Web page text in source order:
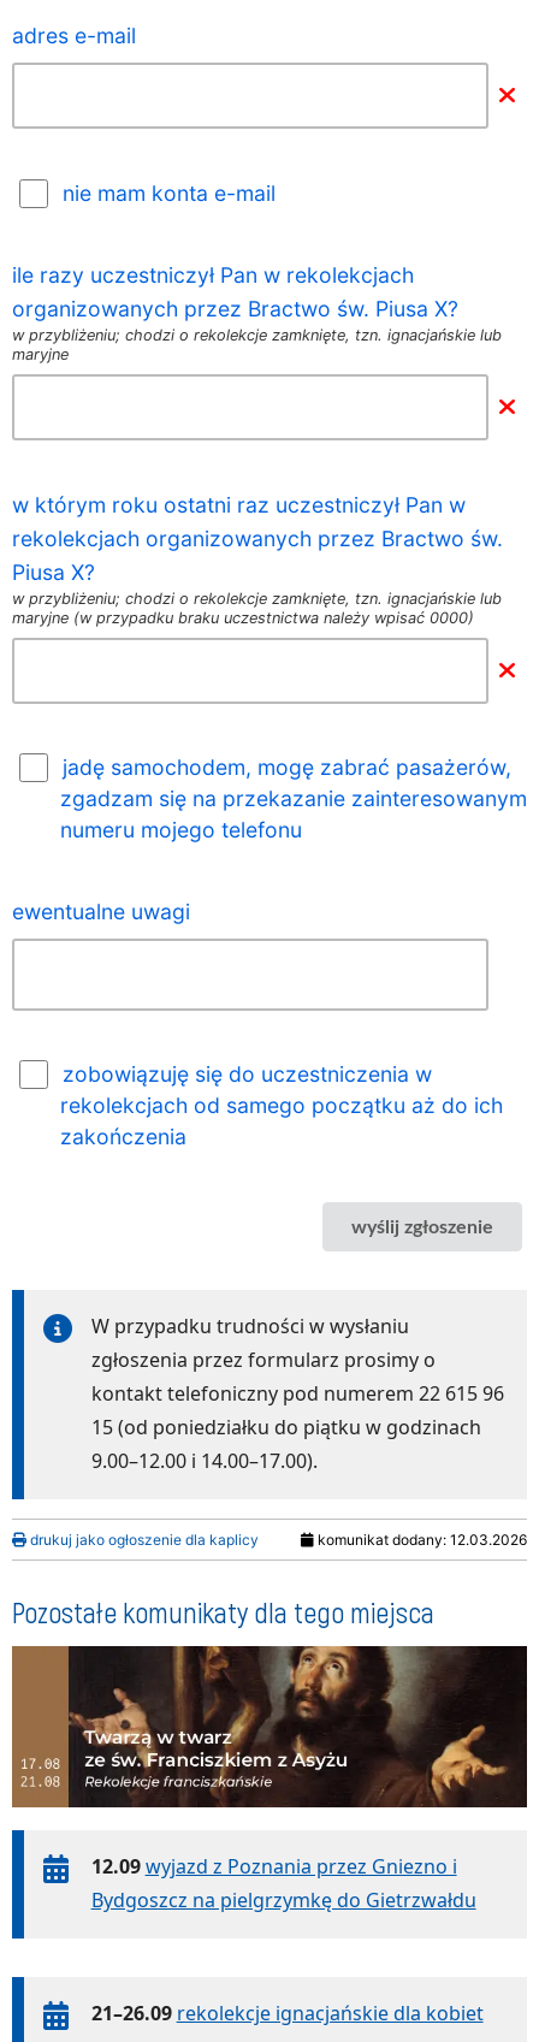
adres e-mail
nie mam konta e-mail
ile razy uczestniczył Pan w rekolekcjach
organizowanych przez Bractwo św. Piusa X?
w przybliżeniu; chodzi o rekolekcje zamknięte, tzn. ignacjańskie lub
maryjne
w którym roku ostatni raz uczestniczył Pan w
rekolekcjach organizowanych przez Bractwo św.
Piusa X?
w przybliżeniu; chodzi o rekolekcje zamknięte, tzn. ignacjańskie lub
maryjne (w przypadku braku uczestnictwa należy wpisać 0000)
jadę samochodem, mogę zabrać pasażerów,
zgadzam się na przekazanie zainteresowanym
numeru mojego telefonu
ewentualne uwagi
zobowiązuję się do uczestniczenia w
rekolekcjach od samego początku aż do ich
zakończenia
wyślij zgłoszenie
W przypadku trudności w wysłaniu
zgłoszenia przez formularz prosimy o
kontakt telefoniczny pod numerem 22 615 96
15 (od poniedziałku do piątku w godzinach
9.00–12.00 i 14.00–17.00).
komunikat dodany: 12.03.2026
drukuj jako ogłoszenie dla kaplicy
Pozostałe komunikaty dla tego miejsca
12.09 wyjazd z Poznania przez Gniezno i
Bydgoszcz na pielgrzymkę do Gietrzwałdu
21–26.09 rekolekcje ignacjańskie dla kobiet